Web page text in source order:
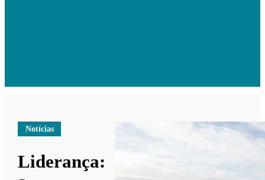
Notícias
Liderança: